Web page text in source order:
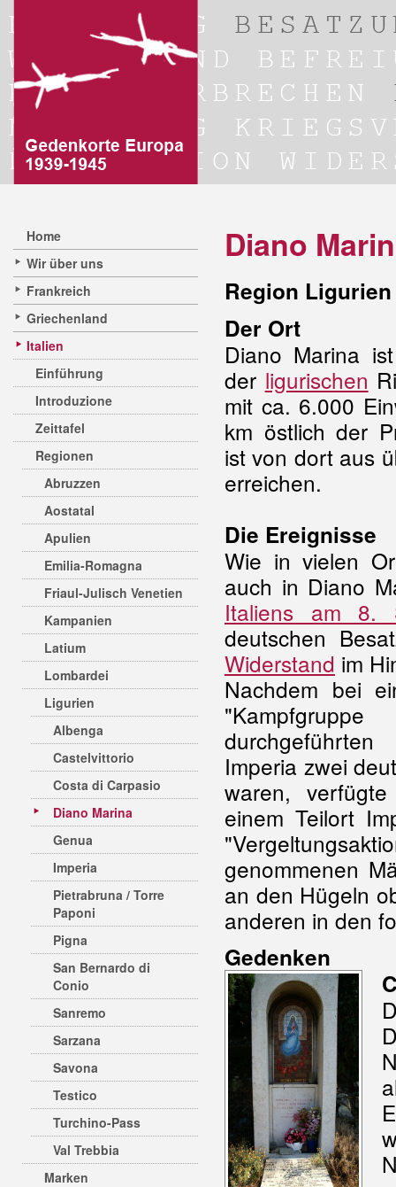
Home
Wir über uns
Frankreich
Griechenland
Italien
Einführung
Introduzione
Zeittafel
Regionen
Abruzzen
Aostatal
Apulien
Emilia-Romagna
Friaul-Julisch Venetien
Kampanien
Latium
Lombardei
Ligurien
Albenga
Castelvittorio
Costa di Carpasio
Diano Marina
Genua
Imperia
Pietrabruna / Torre
Paponi
Pigna
San Bernardo di
Conio
Sanremo
Sarzana
Savona
Testico
Turchino-Pass
Val Trebbia
Marken
Diano
Region
Der Ort
Diano Marina
der ligurischen
mit ca. 6.000
km östlich der
ist von dort aus
erreichen.
Die Ereignisse
Wie in vielen
auch in Diano
Italiens am 8.
deutschen
Widerstand im
Nachdem bei
durchgeführten
Imperia zwei
waren,
einem Teilort
genommenen
an den Hügeln
anderen in den
Gedenken